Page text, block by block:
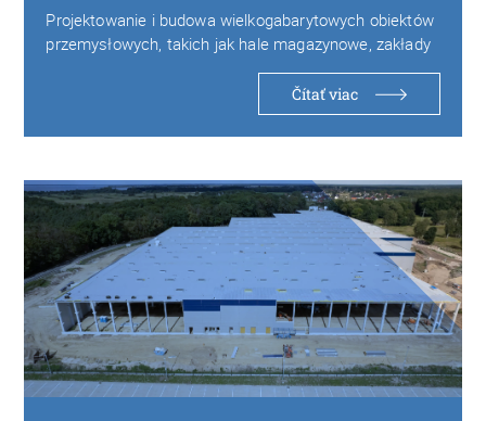
Projektowanie i budowa wielkogabarytowych obiektów
przemysłowych, takich jak hale magazynowe, zakłady
produkcyjne czy centra logistyczne,…
Čítať viac